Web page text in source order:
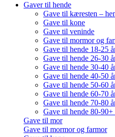
Gaver til hende
Gave til kæresten –
Gave til kone
Gave til veninde
Gave til mormor og
Gave til hende 18-25
Gave til hende 26-30
Gave til hende 30-40
Gave til hende 40-50
Gave til hende 50-60
Gave til hende 60-70
Gave til hende 70-80
Gave til hende 80-90+
Gave til mor
Gave til mormor og farmor